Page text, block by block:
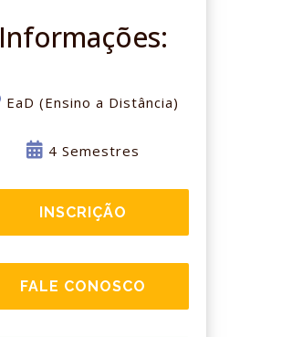
Informações:
EaD (Ensino a Distância)
4 Semestres
INSCRIÇÃO
FALE CONOSCO